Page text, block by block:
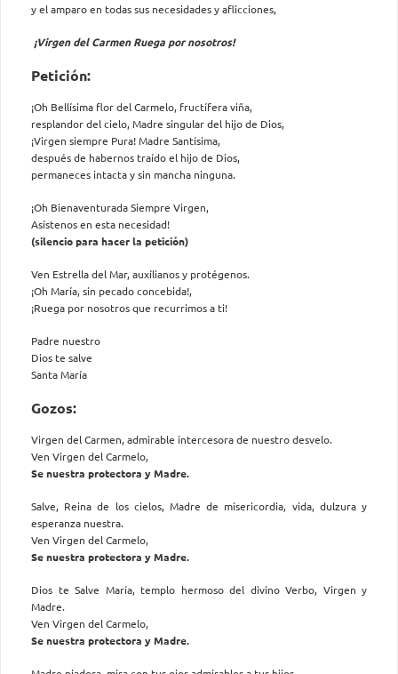
y el amparo en todas sus necesidades y aflicciones,
¡Virgen del Carmen Ruega por nosotros!
Petición:
¡Oh Bellísima flor del Carmelo, fructífera viña,
resplandor del cielo, Madre singular del hijo de Dios,
¡Virgen siempre Pura! Madre Santísima,
después de habernos traído el hijo de Dios,
permaneces intacta y sin mancha ninguna.
¡Oh Bienaventurada Siempre Virgen,
Asístenos en esta necesidad!
(silencio para hacer la petición)
Ven Estrella del Mar, auxílianos y protégenos.
¡Oh María, sin pecado concebida!,
¡Ruega por nosotros que recurrimos a ti!
Padre nuestro
Dios te salve
Santa María
Gozos:
Virgen del Carmen, admirable intercesora de nuestro desvelo.
Ven Virgen del Carmelo,
Se nuestra protectora y Madre.
Salve, Reina de los cielos, Madre de misericordia, vida, dulzura y
esperanza nuestra.
Ven Virgen del Carmelo,
Se nuestra protectora y Madre.
Dios te Salve María, templo hermoso del divino Verbo, Virgen y
Madre.
Ven Virgen del Carmelo,
Se nuestra protectora y Madre.